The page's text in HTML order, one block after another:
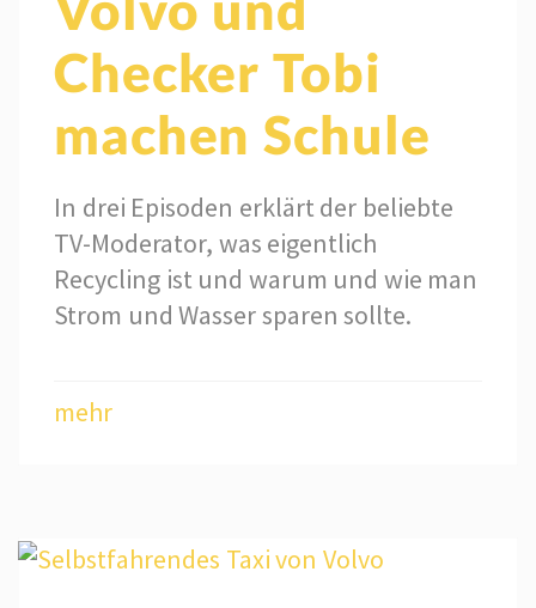
Checker Tobi
machen Schule
In drei Episoden erklärt der beliebte
TV-Moderator, was eigentlich
Recycling ist und warum und wie man
Strom und Wasser sparen sollte.
mehr